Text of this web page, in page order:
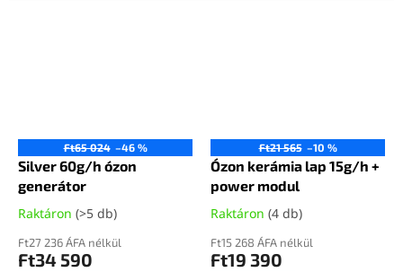
használható ózongenerátor-
alkatrész. A modul
megfelelő védőburkolatot,
és szakember által végzett
elektromos bekötést igényel.
Ft65 024 –46 %
Silver 60g/h ózon
generátor
Raktáron (>5 db)
Ft27 236 ÁFA nélkül
Ft34 590
Ft21 565 –10 %
Ózon kerámia lap 15g/h +
power modul
Raktáron (4 db)
Ft15 268 ÁFA nélkül
Ft19 390